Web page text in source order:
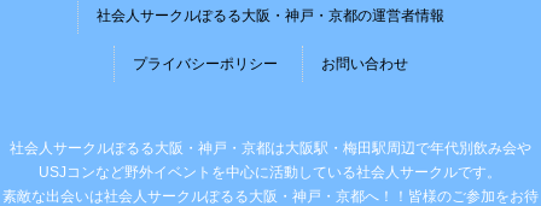
社会人サークルぽるる大阪・神戸・京都の運営者情報
プライバシーポリシー お問い合わせ
社会人サークルぽるる大阪・神戸・京都は大阪駅・梅田駅周辺で年代別飲み会や
USJコンなど野外イベントを中心に活動している社会人サークルです。
素敵な出会いは社会人サークルぽるる大阪・神戸・京都へ！！皆様のご参加をお待